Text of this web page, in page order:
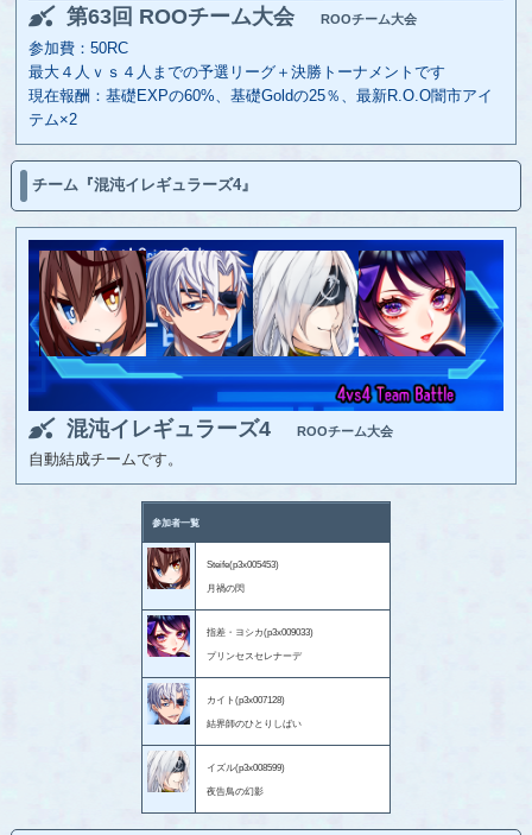
第63回 ROOチーム大会 ROOチーム大会
参加費：50RC
最大４人ｖｓ４人までの予選リーグ＋決勝トーナメントです
現在報酬：基礎EXPの60%、基礎Goldの25％、最新R.O.O闇市アイ
テム×2
チーム『混沌イレギュラーズ4』
混沌イレギュラーズ4 ROOチーム大会
自動結成チームです。
参加者一覧
Steife(p3x005453)
月禍の閃
指差・ヨシカ(p3x009033)
プリンセスセレナーデ
カイト(p3x007128)
結界師のひとりしばい
イズル(p3x008599)
夜告鳥の幻影